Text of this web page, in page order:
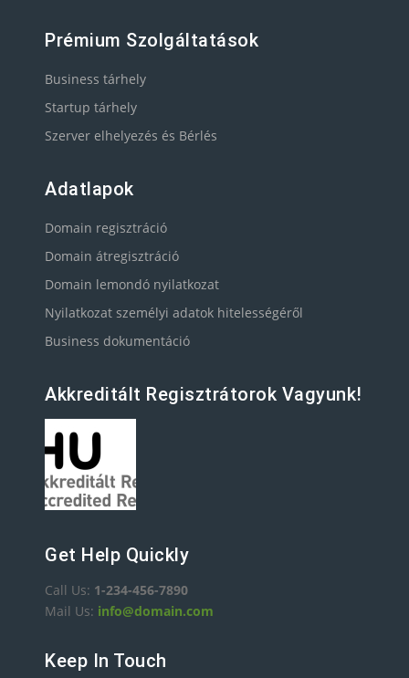
Prémium Szolgáltatások
Business tárhely
Startup tárhely
Szerver elhelyezés és Bérlés
Adatlapok
Domain regisztráció
Domain átregisztráció
Domain lemondó nyilatkozat
Nyilatkozat személyi adatok hitelességéről
Business dokumentáció
Akkreditált Regisztrátorok Vagyunk!
Get Help Quickly
Call Us: 1-234-456-7890
Mail Us: info@domain.com
Keep In Touch